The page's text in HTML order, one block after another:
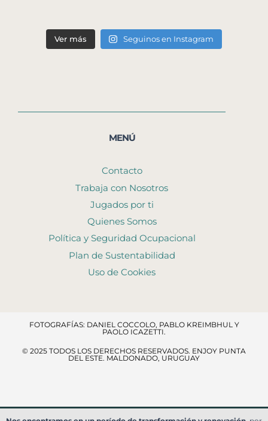
Ver más Seguinos en Instagram
MENÚ
Contacto
Trabaja con Nosotros
Jugados por ti
Quienes Somos
Política y Seguridad Ocupacional
Plan de Sustentabilidad
Uso de Cookies
FOTOGRAFÍAS: DANIEL COCCOLO, PABLO KREIMBHUL Y
PAOLO ICAZETTI.
© 2025 TODOS LOS DERECHOS RESERVADOS​. ENJOY PUNTA
DEL ESTE. MALDONADO, URUGUAY